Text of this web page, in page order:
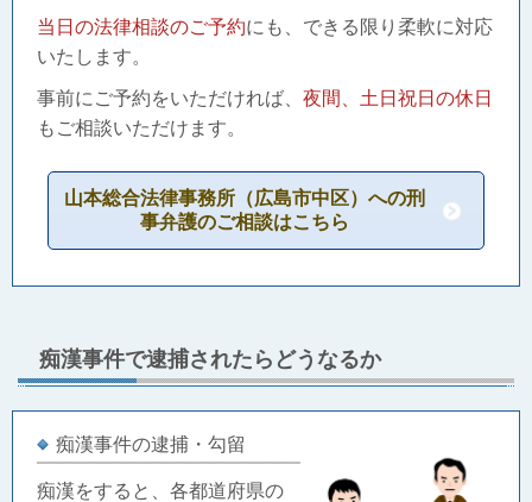
当日の法律相談のご予約にも、できる限り柔軟に対応
いたします。
事前にご予約をいただければ、 夜間、土日祝日の休日
もご相談いただけます。
山本総合法律事務所（広島市中区）への刑
事弁護のご相談はこちら
痴漢事件で逮捕されたらどうなるか
痴漢事件の逮捕・勾留
痴漢をすると、各都道府県の